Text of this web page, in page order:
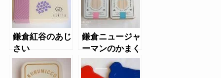
鎌倉紅谷のあじ
さい
鎌倉ニュージャ
ーマンのかまく
らボーロ・あじ
さいチョコレー